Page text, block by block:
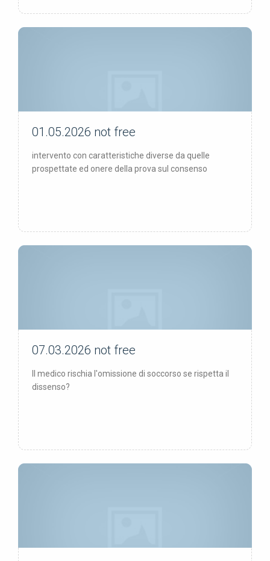
not free
01.05.2026 not free
intervento con caratteristiche diverse da quelle
prospettate ed onere della prova sul consenso
not free
07.03.2026 not free
Il medico rischia l'omissione di soccorso se rispetta il
dissenso?